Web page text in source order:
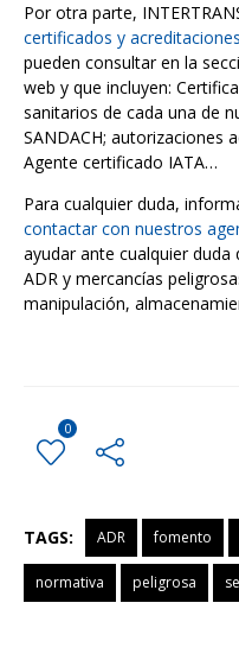
Por otra parte,
certificados y acreditaciones
pueden consultar en la
web y que incluyen:
sanitarios de cada una de
SANDACH; autorizaciones
Agente certificado IATA…
Para cualquier duda,
contactar con nuestros
ayudar ante cualquier
ADR y mercancías
manipulación,
0
TAGS: ADR fomento
normativa peligrosa